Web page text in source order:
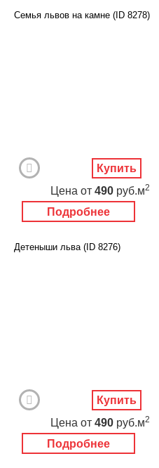
Семья львов на камне (ID 8278)
Подробнее
Цена от 490 руб.м2
Купить
Детеныши льва (ID 8276)
Подробнее
Цена от 490 руб.м2
Купить